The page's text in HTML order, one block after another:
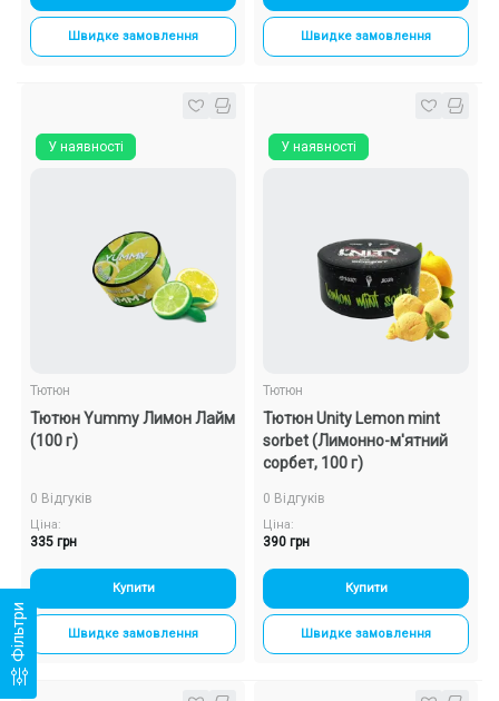
Швидке замовлення Швидке замовлення
У наявності
Тютюн
Тютюн Yummy Лимон Лайм
(100 г)
0 Відгуків
Ціна:
335 грн
Купити
Швидке замовлення
У наявності
Тютюн
Тютюн Unity Lemon mint
sorbet (Лимонно-м'ятний
сорбет, 100 г)
0 Відгуків
Ціна:
390 грн
Купити
Швидке замовлення
Фільтри